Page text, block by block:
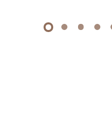
1 2 3 4